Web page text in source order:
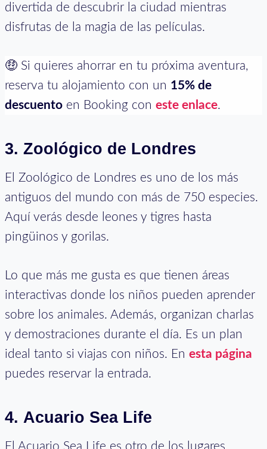
divertida de descubrir la ciudad mientras
disfrutas de la magia de las películas.
🤑 Si quieres ahorrar en tu próxima aventura,
reserva tu alojamiento con un 15% de
descuento en Booking con este enlace.
3. Zoológico de Londres
El Zoológico de Londres es uno de los más
antiguos del mundo con más de 750 especies.
Aquí verás desde leones y tigres hasta
pingüinos y gorilas.
Lo que más me gusta es que tienen áreas
interactivas donde los niños pueden aprender
sobre los animales. Además, organizan charlas
y demostraciones durante el día. Es un plan
ideal tanto si viajas con niños. En esta página
puedes reservar la entrada.
4. Acuario Sea Life
El Acuario Sea Life es otro de los lugares